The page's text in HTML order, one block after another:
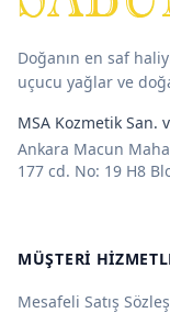
Doğanın en saf
uçucu yağlar ve
MSA Kozmetik San.
Ankara Macun
177 cd. No: 19 H8
MÜŞTERI
Mesafeli Satış